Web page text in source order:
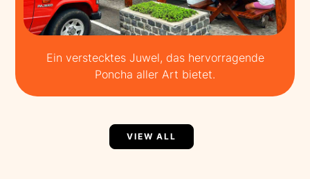
Ein verstecktes Juwel, das hervorragende
Poncha aller Art bietet.
VIEW ALL